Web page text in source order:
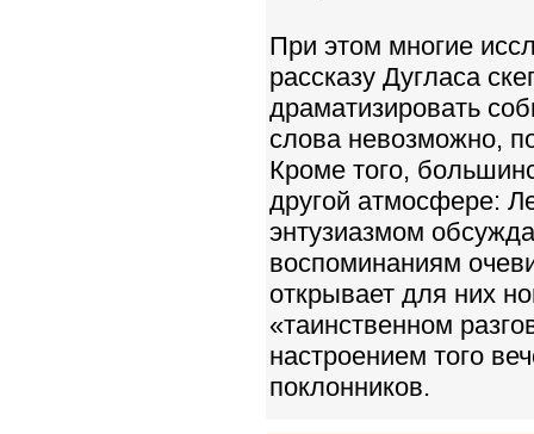
При этом многие
рассказу Дугласа
драматизировать
слова невозможно,
Кроме того,
другой атмосфере:
энтузиазмом
воспоминаниям
открывает для них
«таинственном
настроением того
поклонников.